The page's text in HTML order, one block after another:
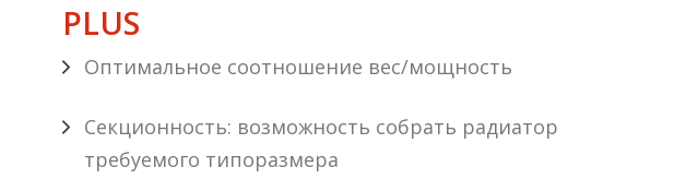
PLUS
Оптимальное соотношение вес/мощность
Секционность: возможность собрать радиатор
требуемого типоразмера